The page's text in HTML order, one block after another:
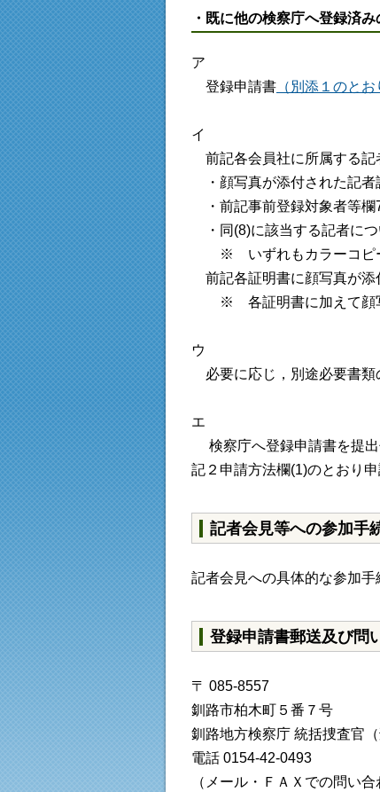
・既に他の検察庁へ登録済
ア
登録申請書 （別添１のと
イ
前記各会員社に所属する記
・顔写真が添付された記者
・前記事前登録対象者等欄
・同(8)に該当する記者につ
※ いずれもカラーコピー
前記各証明書に顔写真が添
※ 各証明書に加えて顔写
ウ
必要に応じ，別途必要書類
エ
検察庁へ登録申請書を提出
記２申請方法欄(1)のとおり申
記者会見等への参加手
記者会見への具体的な参加手
登録申請書郵送及び問
〒 085-8557
釧路市柏木町５番７号
釧路地方検察庁 統括捜査官
電話 0154-42-0493
（メール・ＦＡＸでの問い